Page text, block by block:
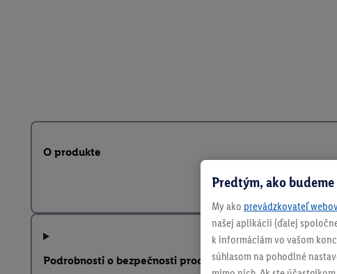
O produkte
Podrobnosti o bezpečnosti produktu
Predtým, ako
My ako prevádzkovateľ
našej aplikácii (ďalej
k informáciám vo vašom
súhlasom na pohodlné